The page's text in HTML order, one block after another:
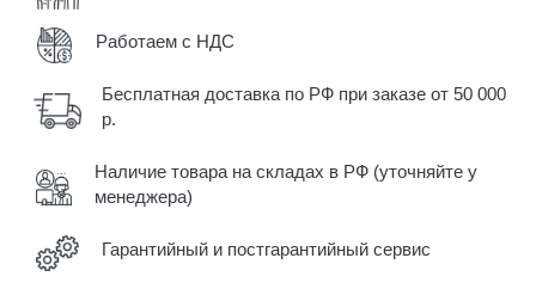
Работаем с НДС
Бесплатная доставка по РФ при заказе от 50 000
р.
Наличие товара на складах в РФ (уточняйте у
менеджера)
Гарантийный и постгарантийный сервис